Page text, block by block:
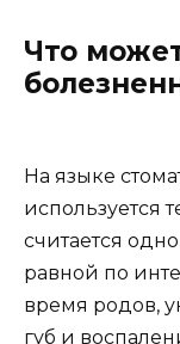
Что
На языке
используется
считается
равной по
время родов,
губ и